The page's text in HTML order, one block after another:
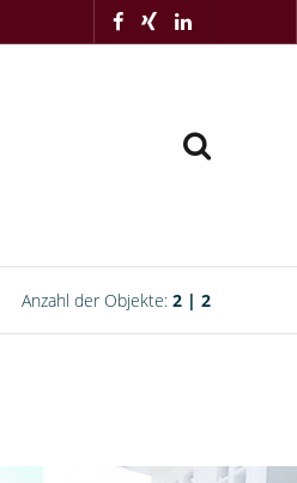
Anzahl der Objekte: 2 | 2